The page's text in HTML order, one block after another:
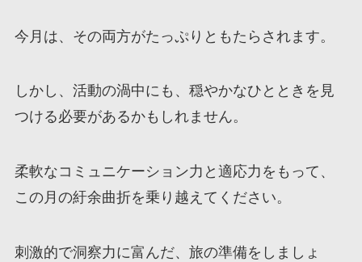
今月は、その両方がたっぷりともたらされます。
しかし、活動の渦中にも、穏やかなひとときを見
つける必要があるかもしれません。
柔軟なコミュニケーション力と適応力をもって、
この月の紆余曲折を乗り越えてください。
刺激的で洞察力に富んだ、旅の準備をしましょ